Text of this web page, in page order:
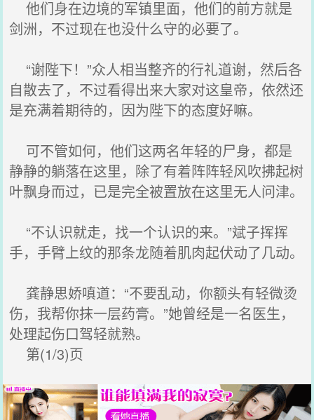
他们身在边境的军镇里面，他们的前方就是
剑洲，不过现在也没什么守的必要了。
“谢陛下！”众人相当整齐的行礼道谢，然后各
自散去了，不过看得出来大家对这皇帝，依然还
是充满着期待的，因为陛下的态度好嘛。
可不管如何，他们这两名年轻的尸身，都是
静静的躺落在这里，除了有着阵阵轻风吹拂起树
叶飘身而过，已是完全被置放在这里无人问津。
“不认识就走，找一个认识的来。”斌子挥挥
手，手臂上纹的那条龙随着肌肉起伏动了几动。
龚静思娇嗔道：“不要乱动，你额头有轻微烫
伤，我帮你抹一层药膏。”她曾经是一名医生，
处理起伤口驾轻就熟。
第(1/3)页